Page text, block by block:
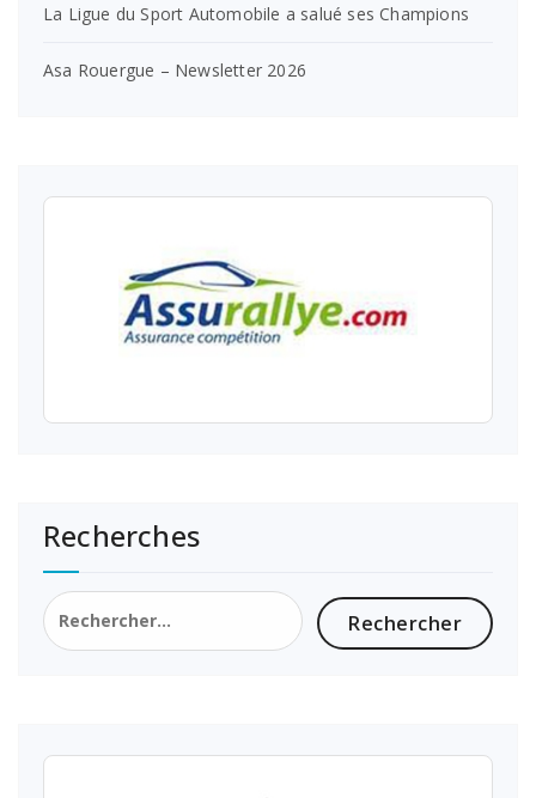
La Ligue du Sport Automobile a salué ses Champions
Asa Rouergue – Newsletter 2026
Recherches
Rechercher :